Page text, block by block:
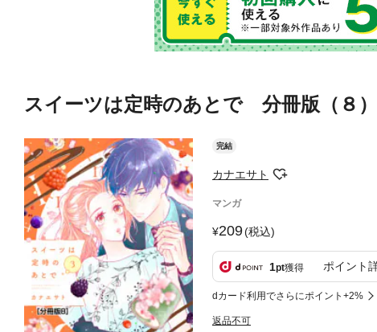
スイーツは定時のあとで 分冊版（８）
完結
カナエサト
マンガ
209(税込)
1pt獲得 ポイント
dカード利用でさらにポイント+2%
返品不可